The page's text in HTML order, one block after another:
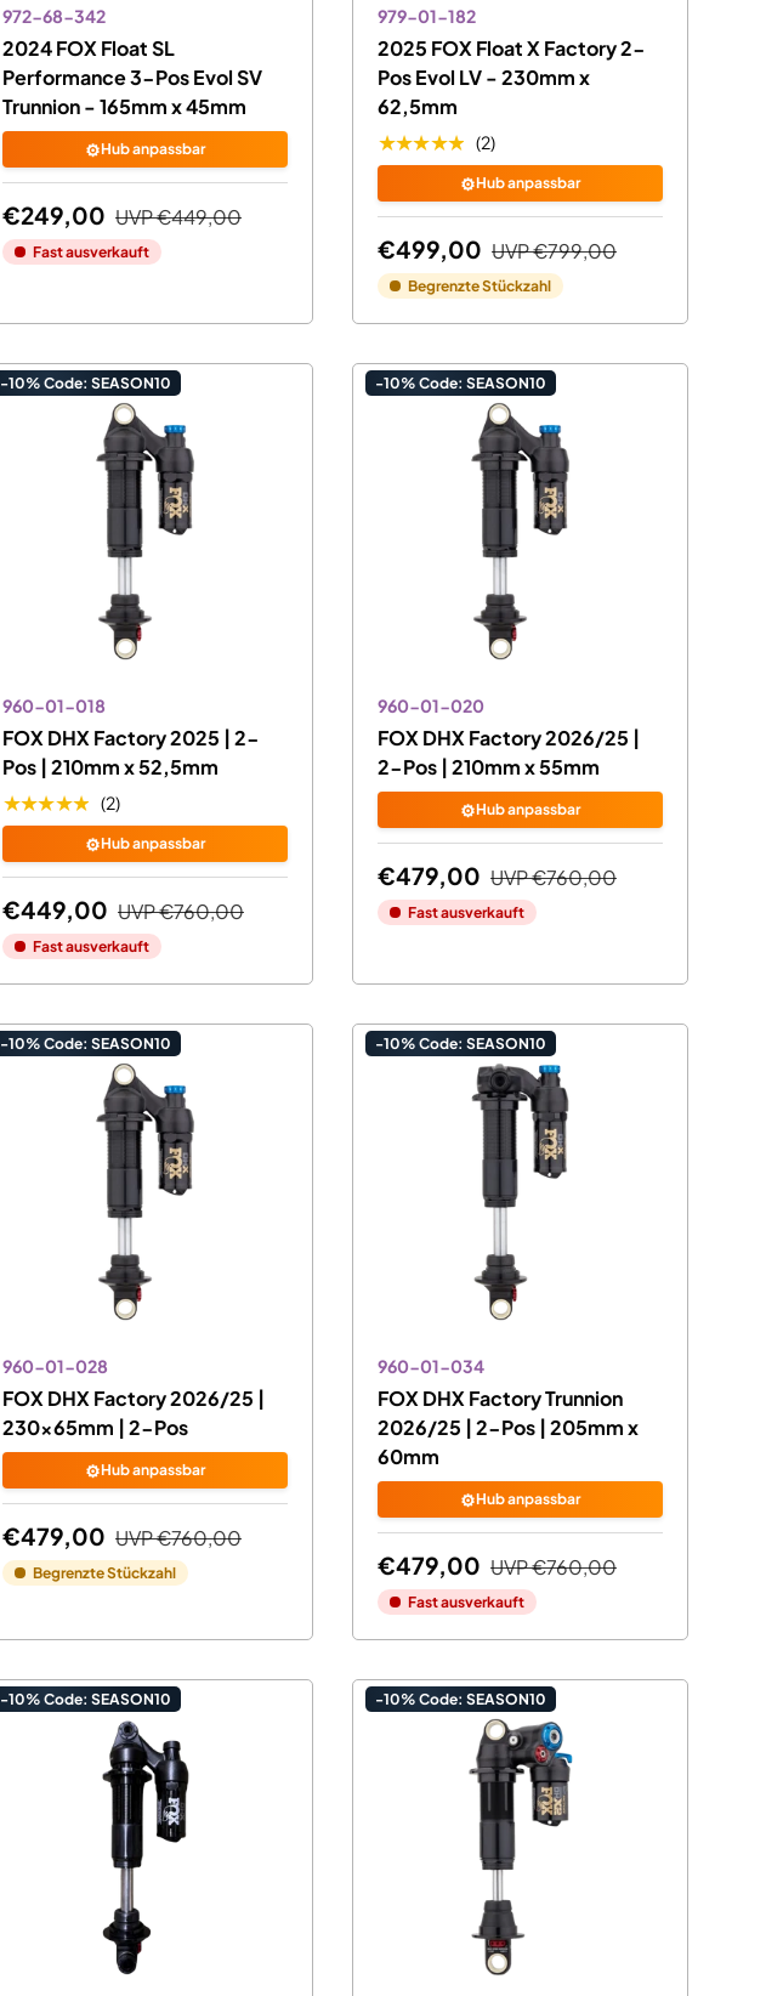
972-68-342
2024 FOX Float SL
Performance 3-Pos Evol SV
Trunnion - 165mm x 45mm
⚙️Hub anpassbar
€249,00 UVP€449,00
Fast ausverkauft
979-01-182
2025 FOX Float X Factory 2-
Pos Evol LV - 230mm x
62,5mm
★★★★★ (2)
⚙️Hub anpassbar
€499,00 UVP€799,00
Begrenzte Stückzahl
-10% Code: SEASON10
960-01-018
FOX DHX Factory 2025 | 2-
Pos | 210mm x 52,5mm
★★★★★ (2)
⚙️Hub anpassbar
€449,00 UVP€760,00
Fast ausverkauft
-10% Code: SEASON10
960-01-020
FOX DHX Factory 2026/25 |
2-Pos | 210mm x 55mm
⚙️Hub anpassbar
€479,00 UVP€760,00
Fast ausverkauft
-10% Code: SEASON10
960-01-028
FOX DHX Factory 2026/25 |
230x65mm | 2-Pos
⚙️Hub anpassbar
€479,00 UVP€760,00
Begrenzte Stückzahl
-10% Code: SEASON10
960-01-034
FOX DHX Factory Trunnion
2026/25 | 2-Pos | 205mm x
60mm
⚙️Hub anpassbar
€479,00 UVP€760,00
Fast ausverkauft
-10% Code: SEASON10 -10% Code: SEASON10